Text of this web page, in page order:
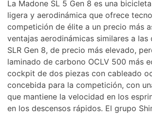
La Madone SL 5 Gen 8 es una
ligera y aerodinámica que ofrece
competición de élite a un precio más
ventajas aerodinámicas similares a las
SLR Gen 8, de precio más elevado,
laminado de carbono OCLV 500 más
cockpit de dos piezas con cableado
concebida para la competición, con
que mantiene la velocidad en los
en los descensos rápidos. El grupo